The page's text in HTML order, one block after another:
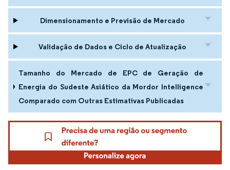
Dimensionamento e Previsão de Mercado
Validação de Dados e Ciclo de Atualização
Tamanho do Mercado de EPC de Geração de
Energia do Sudeste Asiático da Mordor Intelligence
Comparado com Outras Estimativas Publicadas